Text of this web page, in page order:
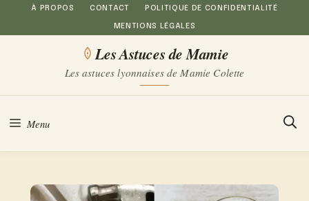
Aller
au
À PROPOS CONTACT POLITIQUE DE CONFIDENTIALITÉ
MENTIONS LÉGALES
Les Astuces de Mamie
Les astuces lyonnaises de Mamie Colette
Menu